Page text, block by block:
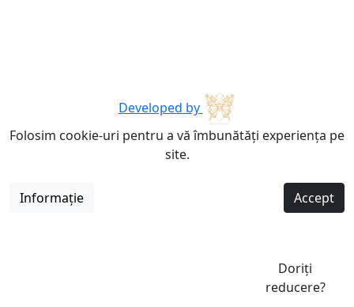
Developed by
Folosim cookie-uri pentru a vă îmbunătăți experiența pe
site.
Informație Accept
Doriți
reducere?